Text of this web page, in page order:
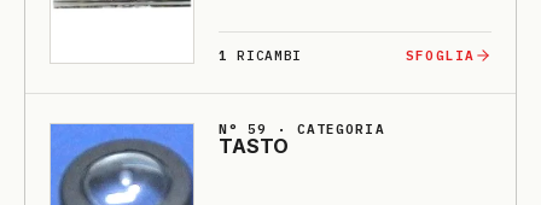
1 RICAMBI SFOGLIA
N° 59 · CATEGORIA
TASTO